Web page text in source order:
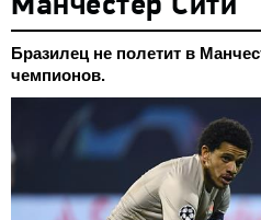
Манчестер Сити
Бразилец не полетит в
чемпионов.